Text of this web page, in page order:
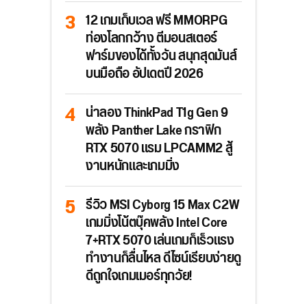
12 เกมเก็บเวล ฟรี MMORPG
ท่องโลกกว้าง ตีมอนสเตอร์
ฟาร์มของได้ทั้งวัน สนุกสุดมันส์
บนมือถือ อัปเดตปี 2026
น่าลอง ThinkPad T1g Gen 9
พลัง Panther Lake กราฟิก
RTX 5070 แรม LPCAMM2 สู้
งานหนักและเกมมิ่ง
รีวิว MSI Cyborg 15 Max C2W
เกมมิ่งโน้ตบุ๊คพลัง Intel Core
7+RTX 5070 เล่นเกมก็เร็วแรง
ทำงานก็ลื่นไหล ดีไซน์เรียบง่ายดู
ดีถูกใจเกมเมอร์ทุกวัย!